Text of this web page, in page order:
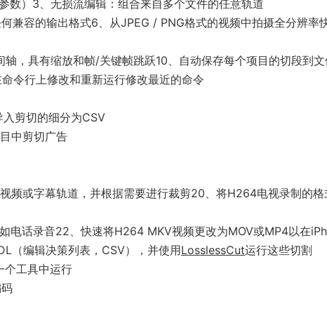
数）3、无损流编辑：组合来自多个文件的任意轨道
兼容的输出格式6、从JPEG / PNG格式的视频中拍摄全分辨率
，具有缩放和帧/关键帧跳跃10、自动保存每个项目的切段到
令行上修改和重新运行修改最近的命令
剪切的细分为CSV
中剪切广告
频或字幕轨道，并根据需要进行裁剪20、将H264电视录制的格
电话录音22、快速将H264 MKV视频更改为MOV或MP4以在
（编辑决策列表，CSV），并使用LosslessCut运行这些切割
个工具中运行